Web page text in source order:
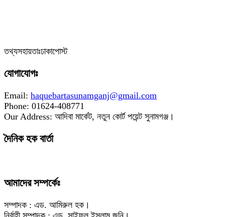
‎তথ্যসহায়তাঃঢাকাপোস্ট
যোগাযোগঃ
Email: haquebartasunamganj@gmail.com
Phone: 01624-408771
Our Address: আদিবা মার্কেট, নতুন কোর্ট পয়েন্ট সুনামগঞ্জ।
দৈনিক হক বার্তা
আমাদের সম্পর্কেঃ
সম্পাদক : এড. আমিরুল হক।